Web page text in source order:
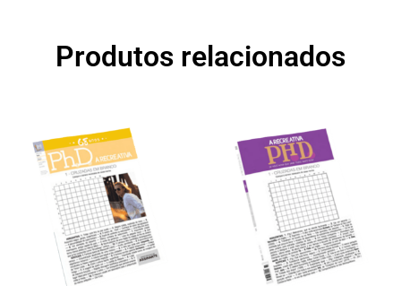
Produtos relacionados